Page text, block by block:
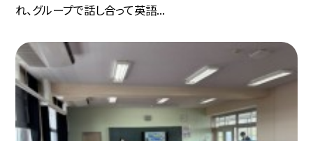
れ、グループで話し合って英語...